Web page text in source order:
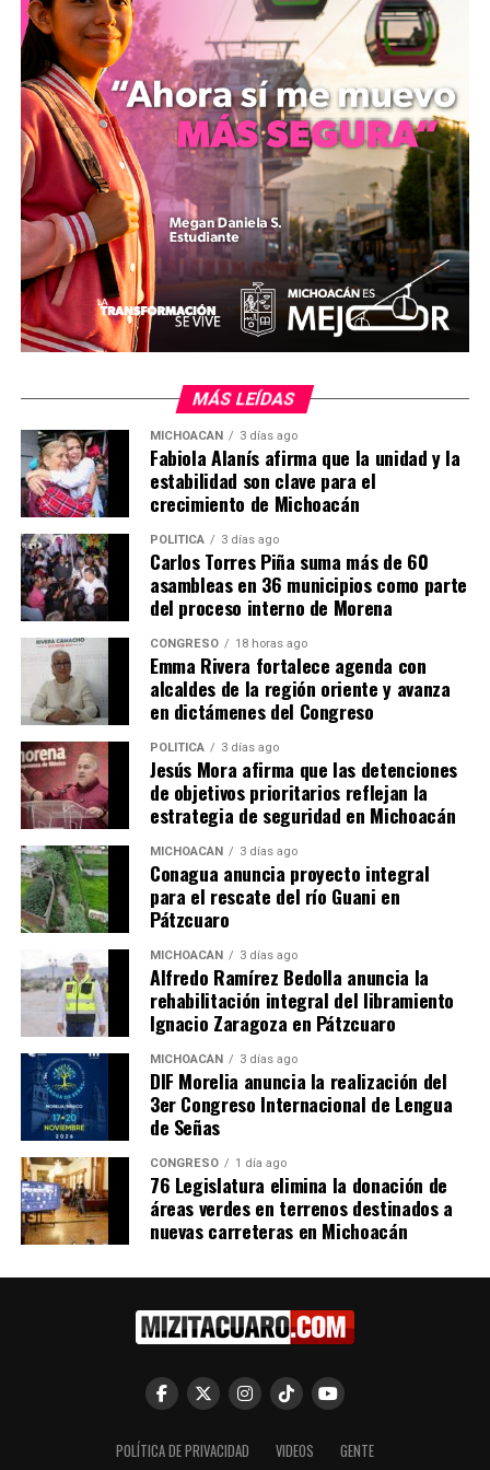
felicitación a María Auxilio Flores García y a la
comunidad escolar por la disciplina mostrada en el
ejercicio de la educación pública.
Comparte con:
Me gusta esto:
Relacionado
El Grupo Parlamentario del
Partido del Trabajo destaca
entrega de la Medalla al
Mérito Docente al Proyecto
CENDI
13 mayo, 2026
En "Congreso"
PT destaca impacto social
de los Cendi tras recibir la
Medalla al Mérito Docente
27 mayo, 2026
Congreso de Michoacán
Docente 2026 al Proyecto
En "Congreso"
MÁS LEÍDAS
MICHOACÁN 3 días ago
Fabiola Alanís afirma que la unidad y la
estabilidad son clave para el
crecimiento de Michoacán
POLÍTICA 3 días ago
Carlos Torres Piña suma más de 60
asambleas en 36 municipios como parte
del proceso interno de Morena
CONGRESO 18 horas ago
Emma Rivera fortalece agenda con
alcaldes de la región oriente y avanza
en dictámenes del Congreso
POLÍTICA 3 días ago
Jesús Mora afirma que las detenciones
de objetivos prioritarios reflejan la
estrategia de seguridad en Michoacán
MICHOACÁN 3 días ago
Conagua anuncia proyecto integral
para el rescate del río Guani en
Pátzcuaro
MICHOACÁN 3 días ago
Alfredo Ramírez Bedolla anuncia la
rehabilitación integral del libramiento
Ignacio Zaragoza en Pátzcuaro
MICHOACÁN 3 días ago
DIF Morelia anuncia la realización del
3er Congreso Internacional de Lengua
de Señas
CONGRESO 1 día ago
76 Legislatura elimina la donación de
áreas verdes en terrenos destinados a
nuevas carreteras en Michoacán
POLÍTICA DE PRIVACIDAD VIDEOS GENTE